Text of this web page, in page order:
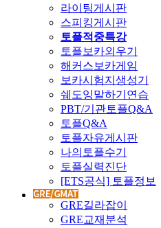
라이팅게시판
스피킹게시판
토플적중특강
토플보카외우기
해커스보카게임
보카시험지생성기
쉐도잉말하기연습
PBT/기관토플Q&A
토플Q&A
토플자유게시판
나의토플수기
토플실력진단
[ETS공식] 토플정보
GRE길라잡이
GRE교재분석